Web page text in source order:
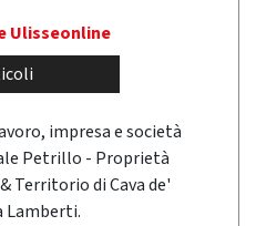
Ulisseonline
impresa e società
Petrillo - Proprietà
Territorio di Cava de'
Lamberti.